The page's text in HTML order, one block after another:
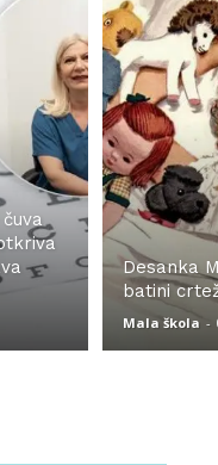
Desanka
batini
Mala škola -